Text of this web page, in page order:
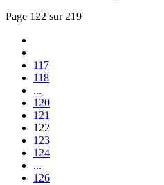
Page 122 sur 219
117
118
...
120
121
122
123
124
...
126